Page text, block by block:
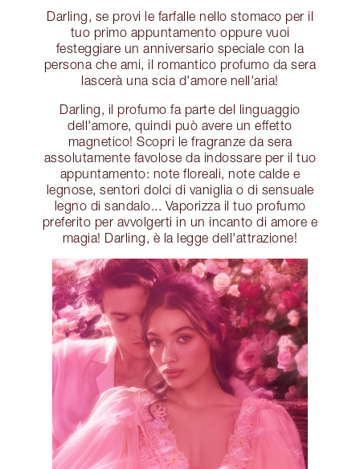
Darling, se provi le farfalle nello stomaco per il
tuo primo appuntamento oppure vuoi
festeggiare un anniversario speciale con la
persona che ami, il romantico profumo da sera
lascerà una scia d'amore nell'aria!
Darling, il profumo fa parte del linguaggio
dell'amore, quindi può avere un effetto
magnetico! Scopri le fragranze da sera
assolutamente favolose da indossare per il tuo
appuntamento: note floreali, note calde e
legnose, sentori dolci di vaniglia o di sensuale
legno di sandalo... Vaporizza il tuo profumo
preferito per avvolgerti in un incanto di amore e
magia! Darling, è la legge dell'attrazione!